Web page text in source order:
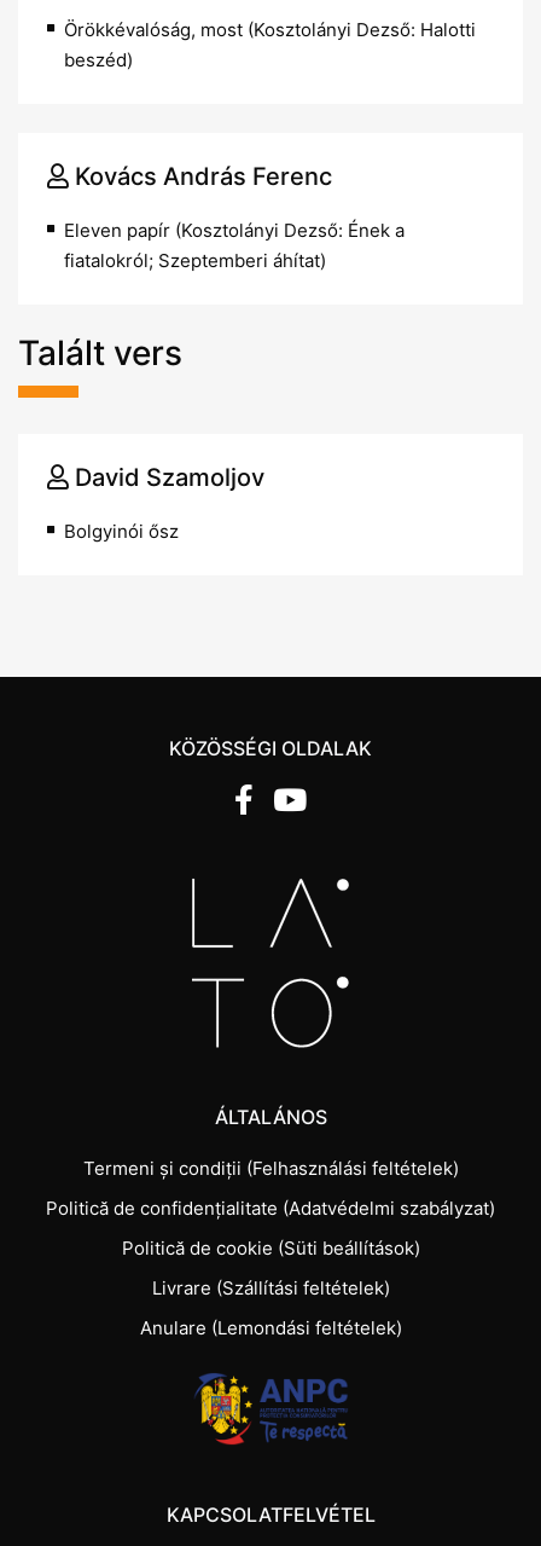
Örökkévalóság, most (Kosztolányi Dezső: Halotti
beszéd)
Kovács András Ferenc
Eleven papír (Kosztolányi Dezső: Ének a
fiatalokról; Szeptemberi áhítat)
Talált vers
David Szamoljov
Bolgyinói ősz
KÖZÖSSÉGI OLDALAK
ÁLTALÁNOS
Termeni și condiții (Felhasználási feltételek)
Politică de confidențialitate (Adatvédelmi szabályzat)
Politică de cookie (Süti beállítások)
Livrare (Szállítási feltételek)
Anulare (Lemondási feltételek)
KAPCSOLATFELVÉTEL